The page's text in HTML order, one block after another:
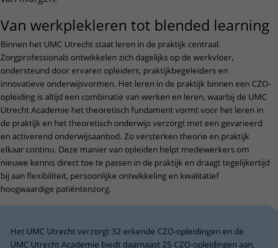
Van werkplekleren tot blended learning
Binnen het UMC Utrecht staat leren in de praktijk centraal.
Zorgprofessionals ontwikkelen zich dagelijks op de werkvloer,
ondersteund door ervaren opleiders, praktijkbegeleiders en
innovatieve onderwijsvormen. Het leren in de praktijk binnen een CZO-
opleiding is altijd een combinatie van werken en leren, waarbij de UMC
Utrecht Academie het theoretisch fundament vormt voor het leren in
de praktijk en het theoretisch onderwijs verzorgt met een gevarieerd
en activerend onderwijsaanbod. Zo versterken theorie en praktijk
elkaar continu. Deze manier van opleiden helpt medewerkers om
nieuwe kennis direct toe te passen in de praktijk en draagt tegelijkertijd
bij aan flexibiliteit, persoonlijke ontwikkeling en kwalitatief
hoogwaardige patiëntenzorg.
Het UMC Utrecht verzorgt 32 erkende CZO-opleidingen en de
UMC Utrecht Academie biedt daarnaast 25 CZO-opleidingen aan,